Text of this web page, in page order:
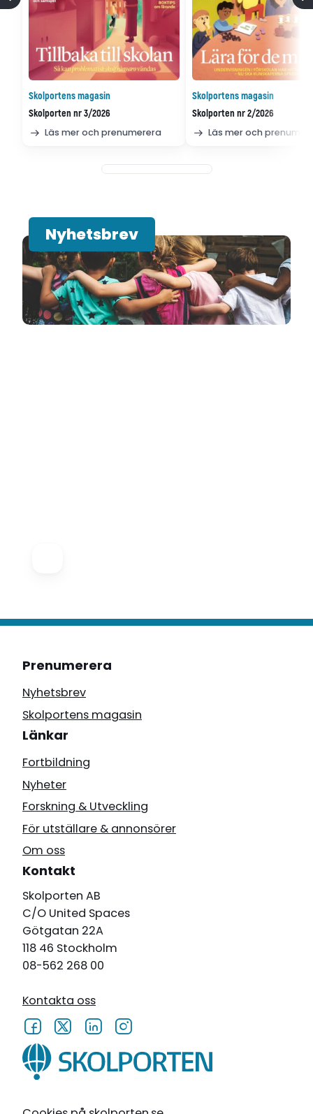
Skolportens magasin
Skolporten nr 3/2026
Läs mer och prenumerera
Skolportens magasin
Skolporten nr 2/2026
Läs mer och
Nyhetsbrev
Prenumerera
Nyhetsbrev
Skolportens magasin
Länkar
Fortbildning
Nyheter
Forskning & Utveckling
För utställare & annonsörer
Om oss
Kontakt
Skolporten AB
C/O United Spaces
Götgatan 22A
118 46 Stockholm
08-562 268 00
Kontakta oss